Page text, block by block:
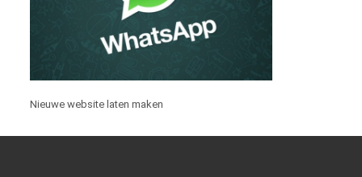
Nieuwe website laten maken